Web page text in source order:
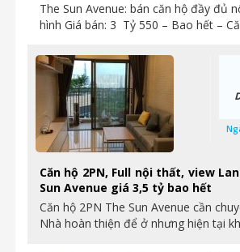
The Sun Avenue: bán căn hộ đầy đủ
hình Giá bán: 3 Tỷ 550 – Bao hết –
Căn hộ 2PN, Full nội thất, view
Sun Avenue giá 3,5 tỷ bao hết
Căn hộ 2PN The Sun Avenue cần
Nhà hoàn thiện để ở nhưng hiện tại